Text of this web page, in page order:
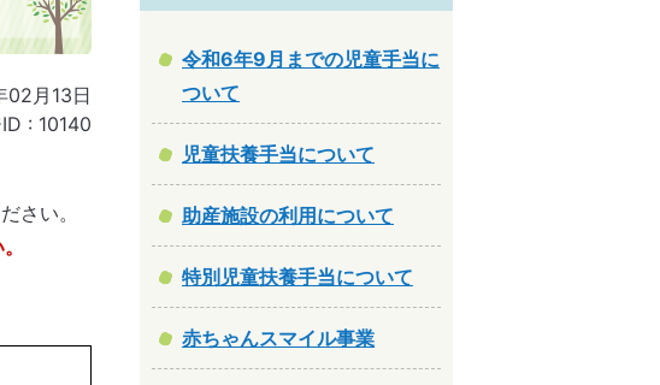
02月13日
: 10140
さい。
令和6年9月までの児童手当に
ついて
児童扶養手当について
助産施設の利用について
特別児童扶養手当について
赤ちゃんスマイル事業